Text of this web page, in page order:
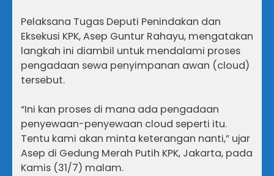
Pelaksana Tugas Deputi Penindakan dan
Eksekusi KPK, Asep Guntur Rahayu, mengatakan
langkah ini diambil untuk mendalami proses
pengadaan sewa penyimpanan awan (cloud)
tersebut.
“Ini kan proses di mana ada pengadaan
penyewaan-penyewaan cloud seperti itu.
Tentu kami akan minta keterangan nanti,” ujar
Asep di Gedung Merah Putih KPK, Jakarta, pada
Kamis (31/7) malam.